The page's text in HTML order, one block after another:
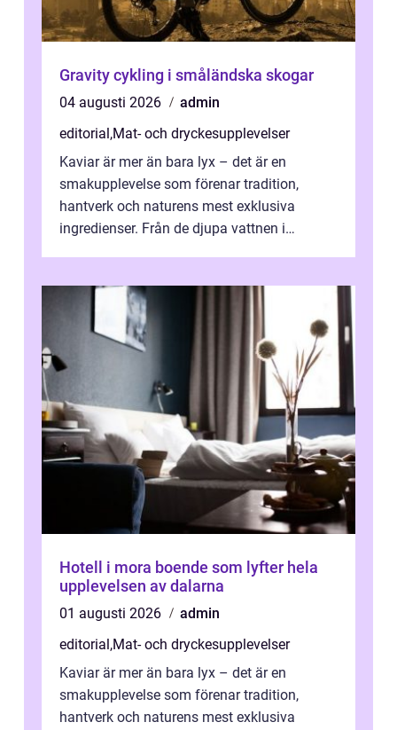
Gravity cykling i småländska skogar
04 augusti 2026
admin
editorial ,Mat- och dryckesupplevelser
Kaviar är mer än bara lyx – det är en
smakupplevelse som förenar tradition,
hantverk och naturens mest exklusiva
ingredienser. Från de djupa vattnen i
Hotell i mora boende som lyfter hela
upplevelsen av dalarna
01 augusti 2026
admin
editorial ,Mat- och dryckesupplevelser
Kaviar är mer än bara lyx – det är en
smakupplevelse som förenar tradition,
hantverk och naturens mest exklusiva